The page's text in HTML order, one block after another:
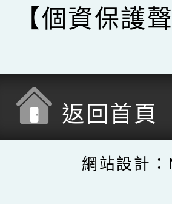
【個資保護
返回首頁
網站設計